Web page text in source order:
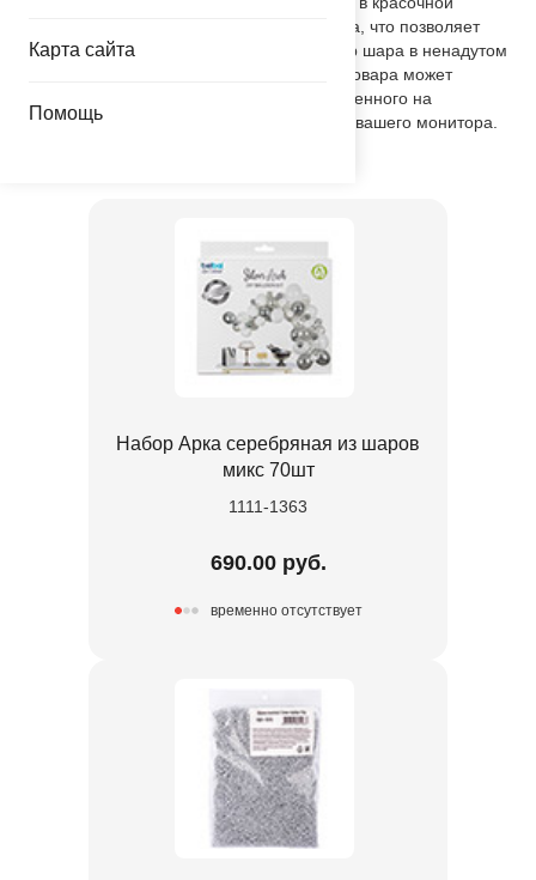
Карта сайта
Помощь
упаковке с цветным изображением шара, что позволяет
выставлять товар в сдутом виде. Размер шара в ненадутом
виде 56 см. Внимание! Реальный цвет товара может
незначительно отличаться от представленного на
фотографии в зависимости от настроек вашего монитора.
Набор Арка серебряная из шаров
микс 70шт
1111-1363
690.00 руб.
временно отсутствует